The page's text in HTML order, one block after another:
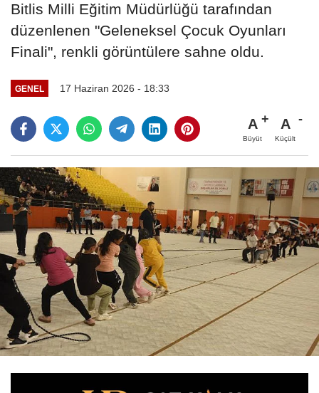
Bitlis Milli Eğitim Müdürlüğü tarafından
düzenlenen "Geleneksel Çocuk Oyunları
Finali", renkli görüntülere sahne oldu.
GENEL 17 Haziran 2026 - 18:33
A
Büyüt
A
Küçült